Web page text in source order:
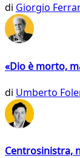
di Giorgio
«Dio è morto,
di Umberto
Centrosinistra,